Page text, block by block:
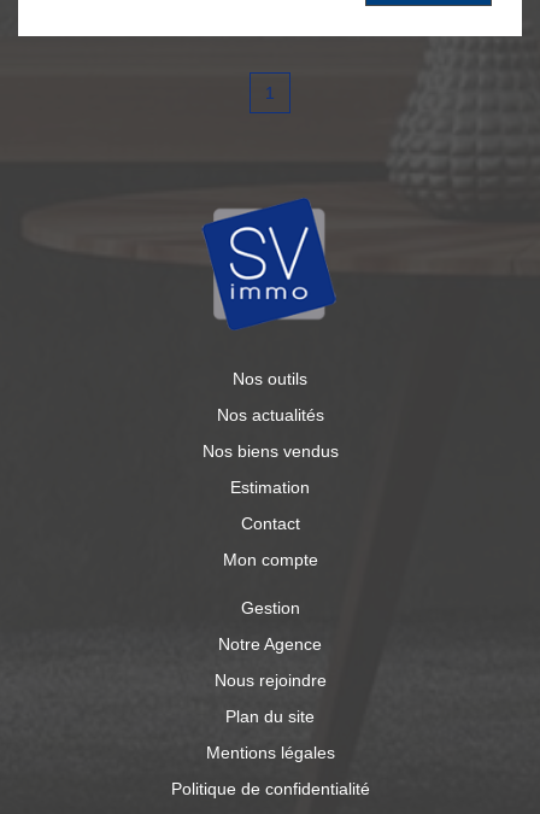
1
Nos outils
Nos actualités
Nos biens vendus
Estimation
Contact
Mon compte
Gestion
Notre Agence
Nous rejoindre
Plan du site
Mentions légales
Politique de confidentialité